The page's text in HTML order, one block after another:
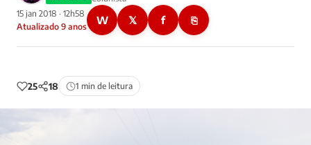
15 jan 2018 · 12h58
Atualizado 9 anos
W 𝕏 f ⎘
25 18 1 min de leitura